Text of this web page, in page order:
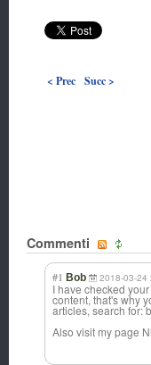
< Prec Succ >
Commenti
#1 Bob 2018-03-24
I have checked
content, that's why
articles, search for:
Also visit my page